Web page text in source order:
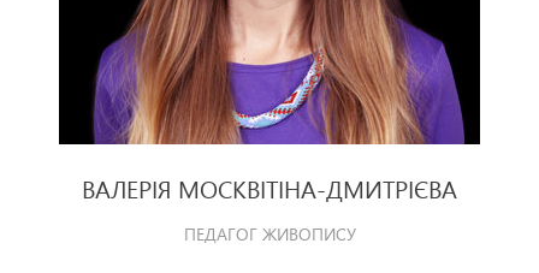
ВАЛЕРІЯ МОСКВІТІНА-ДМИТРІЄВА
ПЕДАГОГ ЖИВОПИСУ